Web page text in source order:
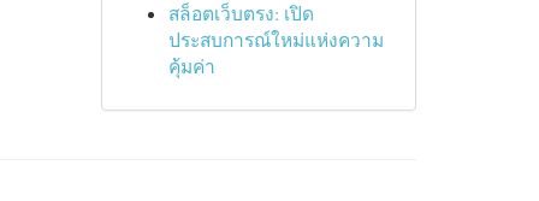
สล็อตเว็บตรง: เปิด
ประสบการณ์ใหม่แห่งความ
คุ้มค่า